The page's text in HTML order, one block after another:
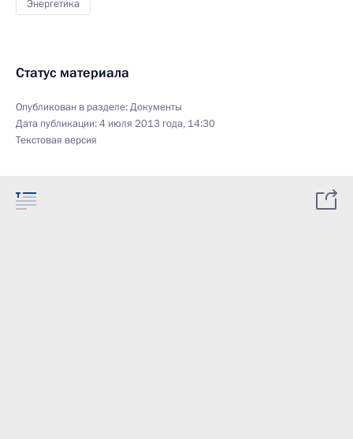
Энергетика
Статус материала
Опубликован в разделе:Документы
Дата публикации:4 июля 2013 года, 14:30
Текстовая версия